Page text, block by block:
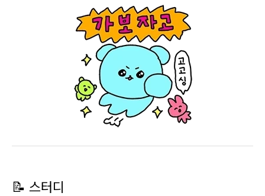
📝 스터디